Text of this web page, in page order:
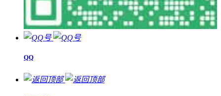
QQ